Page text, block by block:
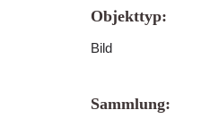
Objekttyp:
Bild
Sammlung: